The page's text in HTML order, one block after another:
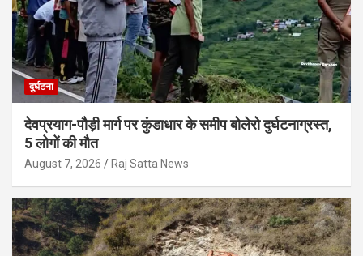
दुर्घटना
देवप्रयाग-पौड़ी मार्ग पर कुंडाधार के समीप बोलेरो दुर्घटनाग्रस्त,
5 लोगों की मौत
August 7, 2026 Raj Satta News